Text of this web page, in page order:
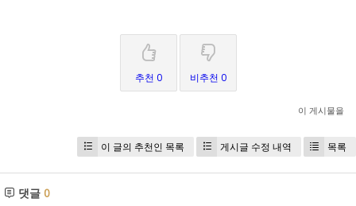
추천 0 비추천 0
이 게시물을
이 글의 추천인 목록 게시글 수정 내역 목록
댓글 0